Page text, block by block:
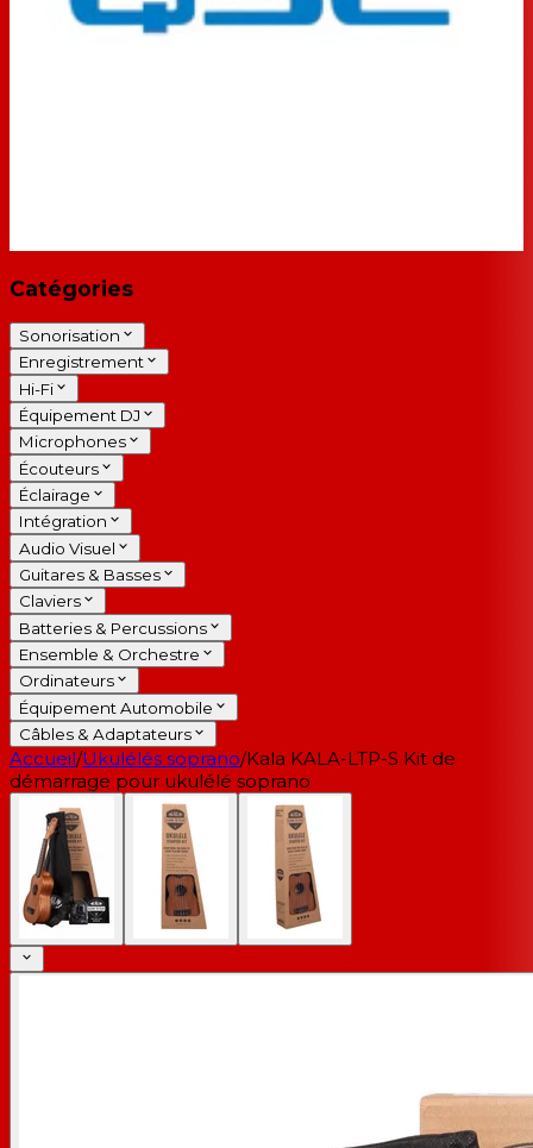
Catégories
Sonorisation
Enregistrement
Hi-Fi
Équipement DJ
Microphones
Écouteurs
Éclairage
Intégration
Audio Visuel
Guitares & Basses
Claviers
Batteries & Percussions
Ensemble & Orchestre
Ordinateurs
Équipement Automobile
Câbles & Adaptateurs
Accueil/Ukulélés soprano/Kala KALA-LTP-S Kit de
démarrage pour ukulélé soprano